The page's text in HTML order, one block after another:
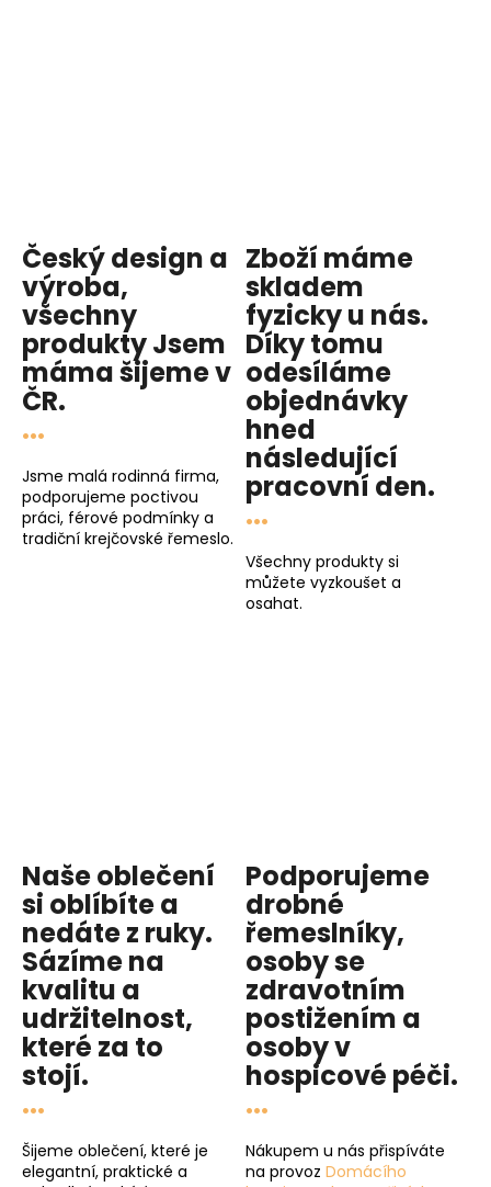
Český design a
výroba,
všechny
produktyJsem
mámašijeme v
ČR.
...
Jsme malá rodinná firma,
podporujeme poctivou
práci, férové podmínky a
tradiční krejčovské řemeslo.
Zboží máme
skladem
fyzicky u nás.
Díky tomu
odesíláme
objednávky
hned
následující
pracovní den.
...
Všechny produkty si
můžete vyzkoušet a
osahat.
Naše oblečení
si oblíbíte a
nedáte z ruky.
Sázíme na
kvalitu a
udržitelnost,
které za to
stojí.
...
Šijeme oblečení, které je
elegantní, praktické a
Podporujeme
drobné
řemeslníky,
osoby se
zdravotním
postižením a
osoby v
hospicové péči.
...
Nákupem u nás přispíváte
na provoz Domácího